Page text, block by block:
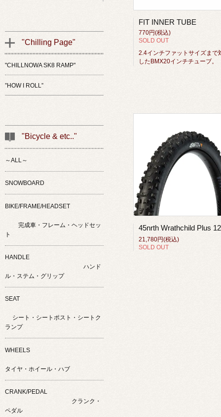
FIT INNER TUBE
770円(税込)
SOLD OUT
2.4インチファットサイズまで
したBMX20インチチューブ。
21,780円(税込)
SOLD OUT
"Chilling Page"
"CHILLNOWA SK8 RAMP"
”HOW I ROLL”
"Bicycle & etc.."
～ALL～
SNOWBOARD
BIKE/FRAME/HEADSET
完成車・フレーム・ヘッドセッ
ト
HANDLE
ハンド
ル・ステム・グリップ
SEAT
シート・シートポスト・シートク
ランプ
WHEELS
タイヤ・ホイール・ハブ
CRANK/PEDAL
クランク・
ペダル